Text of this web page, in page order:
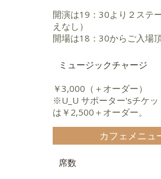
開演は19：30より２ステ
えなし）
開場は18：30からご入場頂
ミュージックチャージ
￥3,000（＋オーダー）
※U_U サポーター'sチケッ
は￥2,500＋オーダー。
カフェメニュ
席数